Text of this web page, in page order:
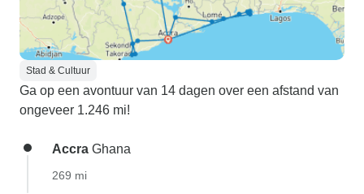
Stad & Cultuur
Ga op een avontuur van 14 dagen over een afstand van
ongeveer 1.246 mi!
Accra Ghana
269 mi